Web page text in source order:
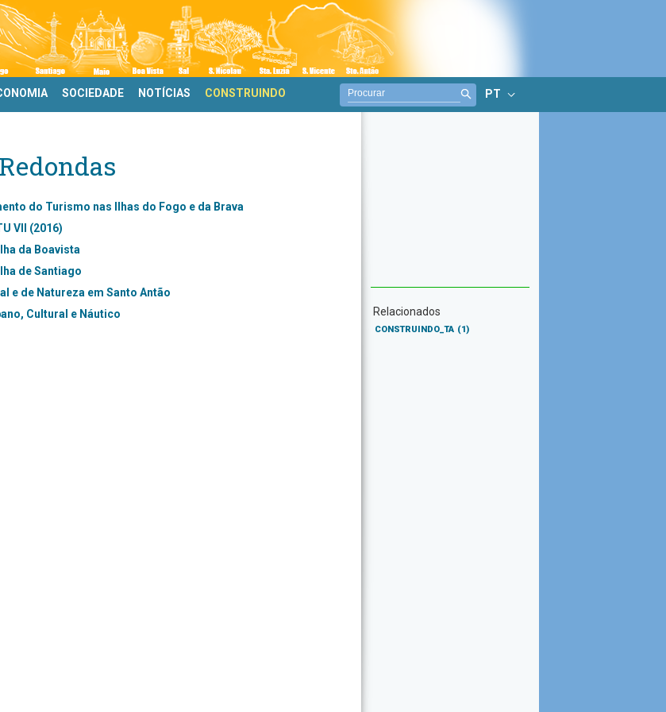
SOCIEDADE NOTÍCIAS CONSTRUINDO PT
do Turismo nas Ilhas do Fogo e da Brava
VII (2016)
da Boavista
de Santiago
e de Natureza em Santo Antão
Cultural e Náutico
Relacionados
CONSTRUINDO_TA (1)